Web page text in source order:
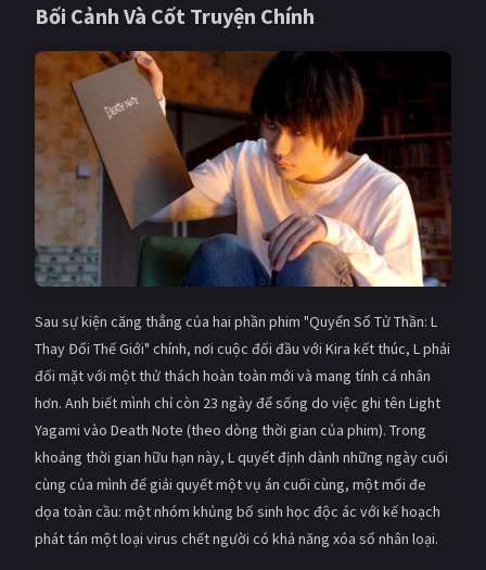
Viễn Tây Tiểu sử
GameShow DramaTV
QUỐC GIA
Âu - Mỹ Trung Quốc - Hồng Kông
Hàn Quốc Nhật Bản
Ấn Độ Việt Nam
Tổng hợp
CẬP NHẬT
PHIM MỚI
PHIM BỘ
PHIM LẺ
Bối Cảnh Và Cốt Truyện Chính
Sau sự kiện căng thẳng của hai phần phim "Quyển Sổ Tử Thần: L
Thay Đổi Thế Giới" chính, nơi cuộc đối đầu với Kira kết thúc, L phải
đối mặt với một thử thách hoàn toàn mới và mang tính cá nhân
hơn. Anh biết mình chỉ còn 23 ngày để sống do việc ghi tên Light
Yagami vào Death Note (theo dòng thời gian của phim). Trong
khoảng thời gian hữu hạn này, L quyết định dành những ngày cuối
cùng của mình để giải quyết một vụ án cuối cùng, một mối đe
dọa toàn cầu: một nhóm khủng bố sinh học độc ác với kế hoạch
phát tán một loại virus chết người có khả năng xóa sổ nhân loại.